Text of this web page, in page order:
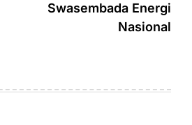
Swasembada Energi
Nasional